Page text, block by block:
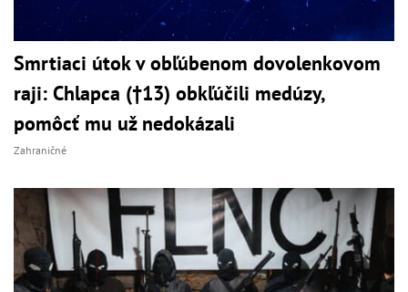
Smrtiaci útok v obľúbenom dovolenkovom
raji: Chlapca (†13) obkľúčili medúzy,
pomôcť mu už nedokázali
Zahraničné